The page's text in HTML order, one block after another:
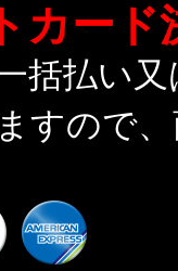
カード
括払い
すので